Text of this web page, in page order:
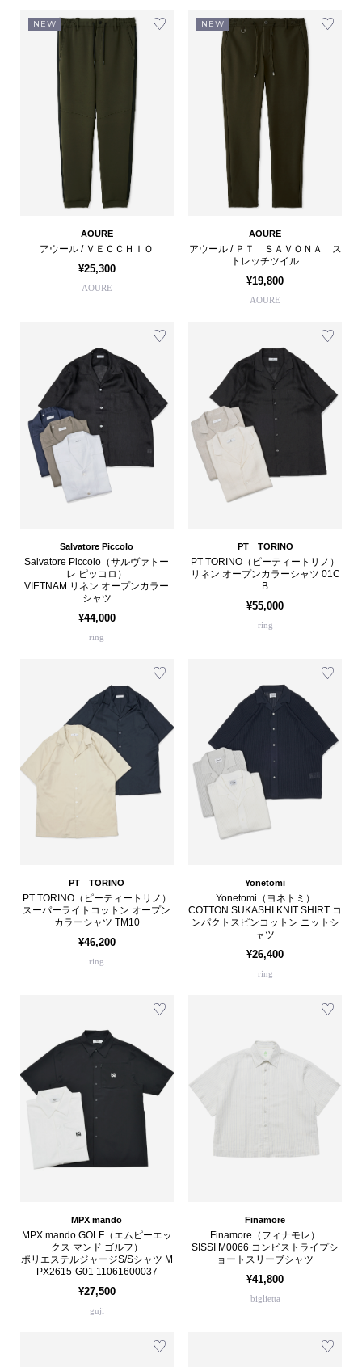
NEW
AOURE
アウール / ＶＥＣＣＨＩＯ
¥25,300
AOURE
NEW
AOURE
アウール / ＰＴ ＳＡＶＯＮＡ ス
トレッチツイル
¥19,800
AOURE
Salvatore Piccolo
Salvatore Piccolo（サルヴァトー
レ ピッコロ）
VIETNAM リネン オープンカラー
シャツ
¥44,000
ring
PT TORINO
PT TORINO（ピーティートリノ）
リネン オープンカラーシャツ 01C
B
¥55,000
ring
PT TORINO
PT TORINO（ピーティートリノ）
スーパーライトコットン オープン
カラーシャツ TM10
¥46,200
ring
Yonetomi
Yonetomi（ヨネトミ）
COTTON SUKASHI KNIT SHIRT コ
ンパクトスピンコットン ニットシ
ャツ
¥26,400
ring
MPX mando
MPX mando GOLF（エムピーエッ
クス マンド ゴルフ）
ポリエステルジャージS/Sシャツ M
PX2615-G01 11061600037
¥27,500
guji
Finamore
Finamore（フィナモレ）
SISSI M0066 コンビストライプシ
ョートスリーブシャツ
¥41,800
biglietta